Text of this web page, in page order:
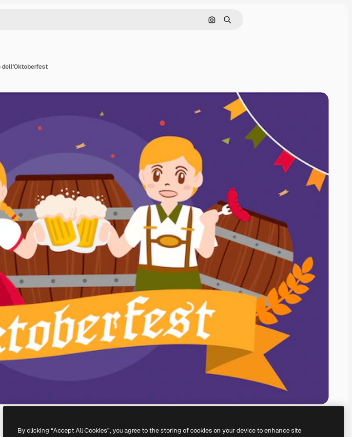
Cerca per immagine
Ricerca
dell'Oktoberfest
By clicking “Accept All Cookies”, you agree to the storing of cookies on your device to enhance site